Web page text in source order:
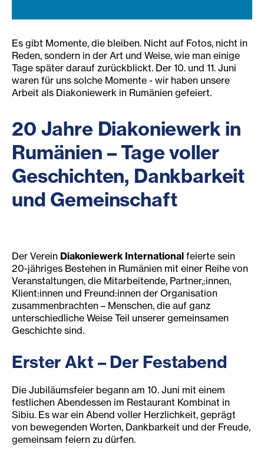
Es gibt Momente, die bleiben. Nicht auf Fotos, nicht in
Reden, sondern in der Art und Weise, wie man einige
Tage später darauf zurückblickt. Der 10. und 11. Juni
waren für uns solche Momente - wir haben unsere
Arbeit als Diakoniewerk in Rumänien gefeiert.
20 Jahre Diakoniewerk in
Rumänien – Tage voller
Geschichten, Dankbarkeit
und Gemeinschaft
Der Verein Diakoniewerk International feierte sein
20-jähriges Bestehen in Rumänien mit einer Reihe von
Veranstaltungen, die Mitarbeitende, Partner,:innen,
Klient:innen und Freund:innen der Organisation
zusammenbrachten – Menschen, die auf ganz
unterschiedliche Weise Teil unserer gemeinsamen
Geschichte sind.
Erster Akt – Der Festabend
Die Jubiläumsfeier begann am 10. Juni mit einem
festlichen Abendessen im Restaurant Kombinat in
Sibiu. Es war ein Abend voller Herzlichkeit, geprägt
von bewegenden Worten, Dankbarkeit und der Freude,
gemeinsam feiern zu dürfen.